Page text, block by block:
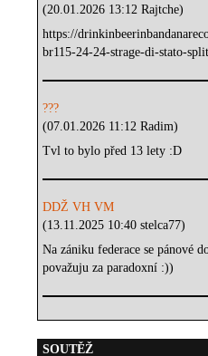
(20.01.2026 13:12 Rajtche)
https://
br115-24-24-strage-di-stato-split
???
(07.01.2026 11:12 Radim)
Tvl to bylo před 13 lety :D
DDŽ VH VM
(13.11.2025 10:40 stelca77)
Na zániku federace se pánové
považuju za paradoxní :))
SOUTĚŽ